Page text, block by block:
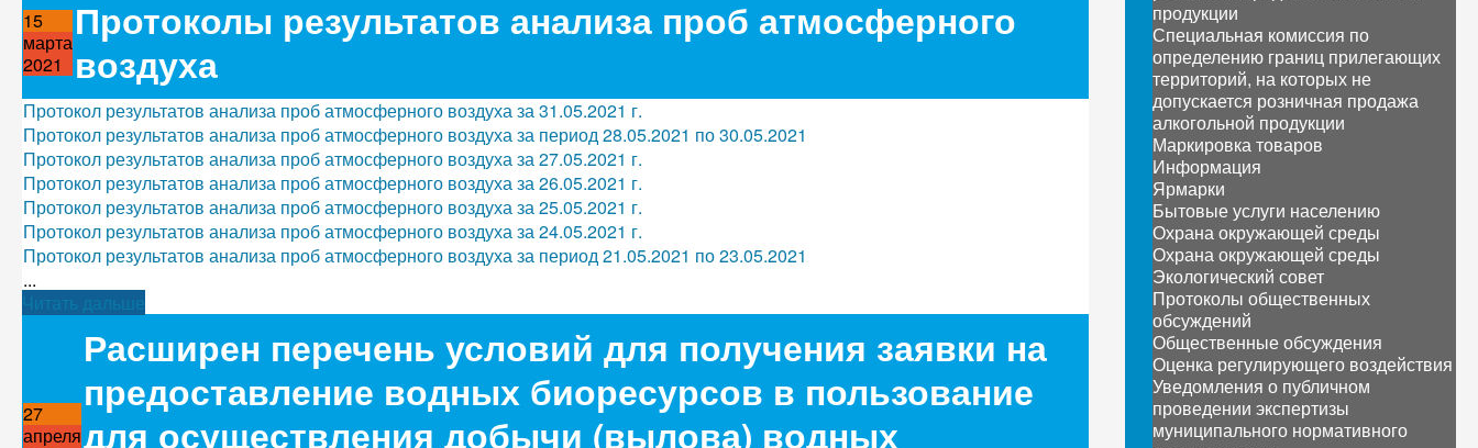
15
марта
2021
Протоколы результатов анализа проб атмосферного
воздуха
Протокол результатов анализа проб атмосферного воздуха за 31.05.2021 г.
Протокол результатов анализа проб атмосферного воздуха за период 28.05.2021 по 30.05.2021
Протокол результатов анализа проб атмосферного воздуха за 27.05.2021 г.
Протокол результатов анализа проб атмосферного воздуха за 26.05.2021 г.
Протокол результатов анализа проб атмосферного воздуха за 25.05.2021 г.
Протокол результатов анализа проб атмосферного воздуха за 24.05.2021 г.
Протокол результатов анализа проб атмосферного воздуха за период 21.05.2021 по 23.05.2021
...
Читать дальше
27
апреля
Расширен перечень условий для получения заявки на
предоставление водных биоресурсов в пользование
для осуществления добычи (вылова) водных
продукции
Специальная комиссия по
определению границ прилегающих
территорий, на которых не
допускается розничная продажа
алкогольной продукции
Маркировка товаров
Информация
Ярмарки
Бытовые услуги населению
Охрана окружающей среды
Охрана окружающей среды
Экологический совет
Протоколы общественных
обсуждений
Общественные обсуждения
Оценка регулирующего воздействия
Уведомления о публичном
проведении экспертизы
муниципального нормативного